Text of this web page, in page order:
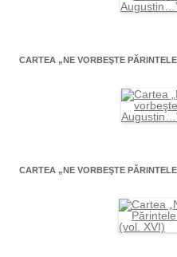
CARTEA „NE VORBEŞTE
CARTEA „NE VORBEŞTE